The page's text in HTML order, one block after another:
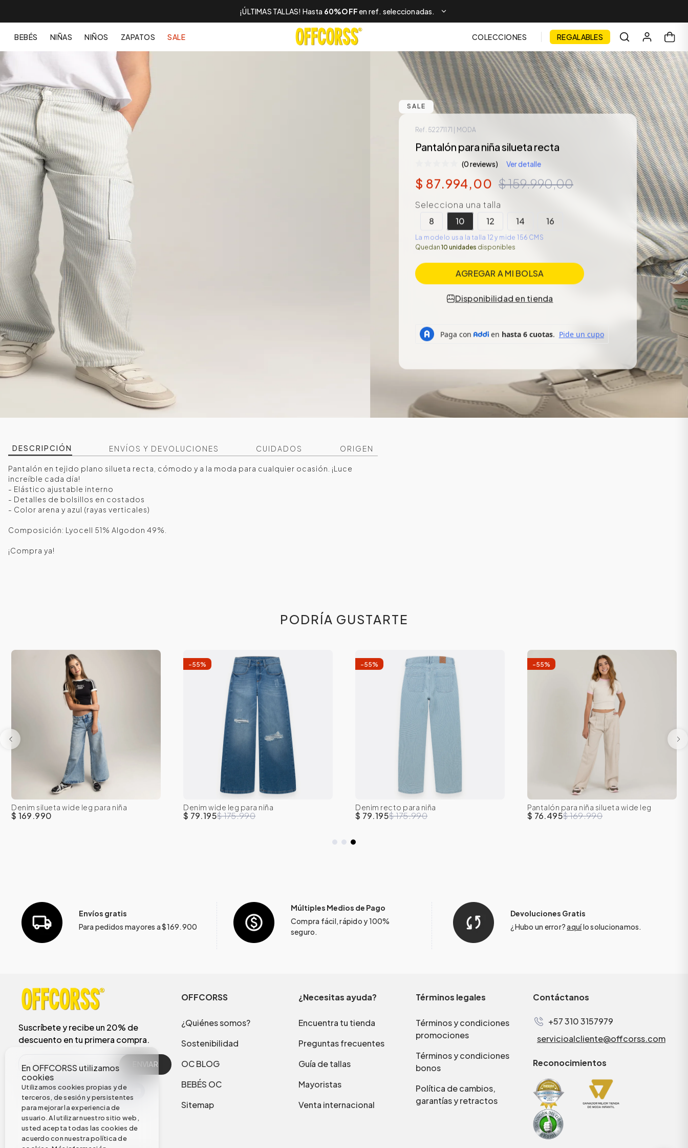
¡ÚLTIMAS TALLAS! Hasta 60%OFFen ref. seleccionadas.
BEBÉS NIÑAS NIÑOS ZAPATOS SALE COLECCIONES REGALABLES
En OFFCORSS utilizamos
cookies
Utilizamos cookies propias y de
terceros, de sesión y persistentes
para mejorar la experiencia de
usuario. Al utilizar nuestro sitio web,
usted acepta todas las cookies de
acuerdo con nuestra política de
SALE
Ref. 52271171 | MODA
Pantalón para niña silueta recta
(0 reviews) Ver detalle
$ 87.994,00 $159.990,00
Selecciona una talla
8
10 12 14 16
La modelo usa la talla 12 y mide 156 CMS
Quedan 10 unidades disponibles
AGREGAR A MI BOLSA
Disponibilidad en tienda
DESCRIPCIÓN ENVÍOS Y DEVOLUCIONES CUIDADOS ORIGEN
Pantalón en tejido plano silueta recta, cómodo y a la moda para cualquier ocasión. ¡Luce
increíble cada día!
- Elástico ajustable interno
- Detalles de bolsillos en costados
- Color arena y azul (rayas verticales)
Composición: Lyocell 51% Algodon 49%.
¡Compra ya!
PODRÍA GUSTARTE
10 12 14 16
8
Denim silueta wide leg para niña
$ 169.990
-55%
10 12
8
Denim wide leg para niña
$ 79.195$ 175.990
-55%
10 12
8
Denim recto para niña
$ 79.195$ 175.990
-55%
10 12 14 16
8
Pantalón para niña silueta wide leg
$ 76.495$ 169.990
Envíos gratis
Para pedidos mayores a $169.900
Múltiples Medios de Pago
Compra fácil, rápido y 100%
seguro.
Devoluciones Gratis
¿Hubo un error?aquílo solucionamos.
Suscríbete y recibe un 20% de
descuento en tu primera compra.
ENVIAR
OFFCORSS
¿Quiénes somos?
Sostenibilidad
OC BLOG
BEBÉS OC
Sitemap
¿Necesitas ayuda?
Encuentra tu tienda
Preguntas frecuentes
Guía de tallas
Mayoristas
Venta internacional
Términos legales
Términos y condiciones
promociones
Términos y condiciones
bonos
Política de cambios,
garantías y retractos
Contáctanos
+57 310 3157979
servicioalcliente@offcorss.com
Reconocimientos